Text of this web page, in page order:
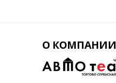
О КОМПАНИИ